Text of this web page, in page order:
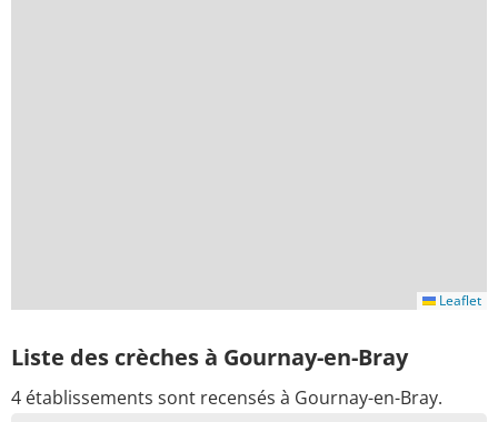
Leaflet
Liste des crèches à Gournay-en-Bray
4 établissements sont recensés à Gournay-en-Bray.